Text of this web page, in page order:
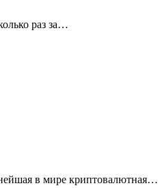
раз за…
в мире криптовалютная…